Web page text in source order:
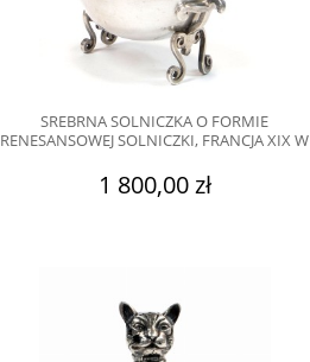
SREBRNA SOLNICZKA O FORMIE
RENESANSOWEJ SOLNICZKI, FRANCJA XIX W
1 800,00 zł